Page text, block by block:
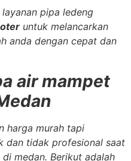
pipa ledeng
untuk melancarkan
anda dengan cepat dan
air mampet
harga murah tapi
dan tidak profesional saat
medan. Berikut adalah